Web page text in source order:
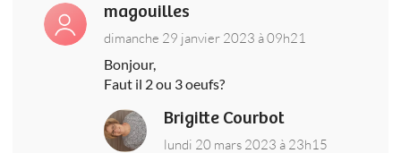
magouilles
dimanche 29 janvier 2023 à 09h21
Bonjour,
Faut il 2 ou 3 oeufs?
Brigitte Courbot
lundi 20 mars 2023 à 23h15